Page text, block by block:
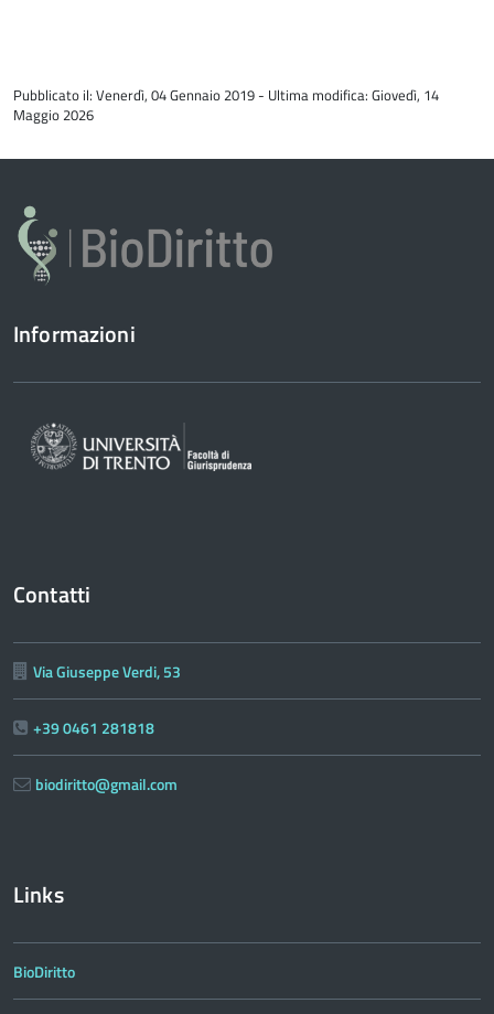
del
contenuto
Pubblicato il: Venerdì, 04 Gennaio 2019 - Ultima modifica: Giovedì, 14
Maggio 2026
Informazioni
Contatti
Via Giuseppe Verdi, 53
+39 0461 281818
biodiritto@gmail.com
Links
BioDiritto